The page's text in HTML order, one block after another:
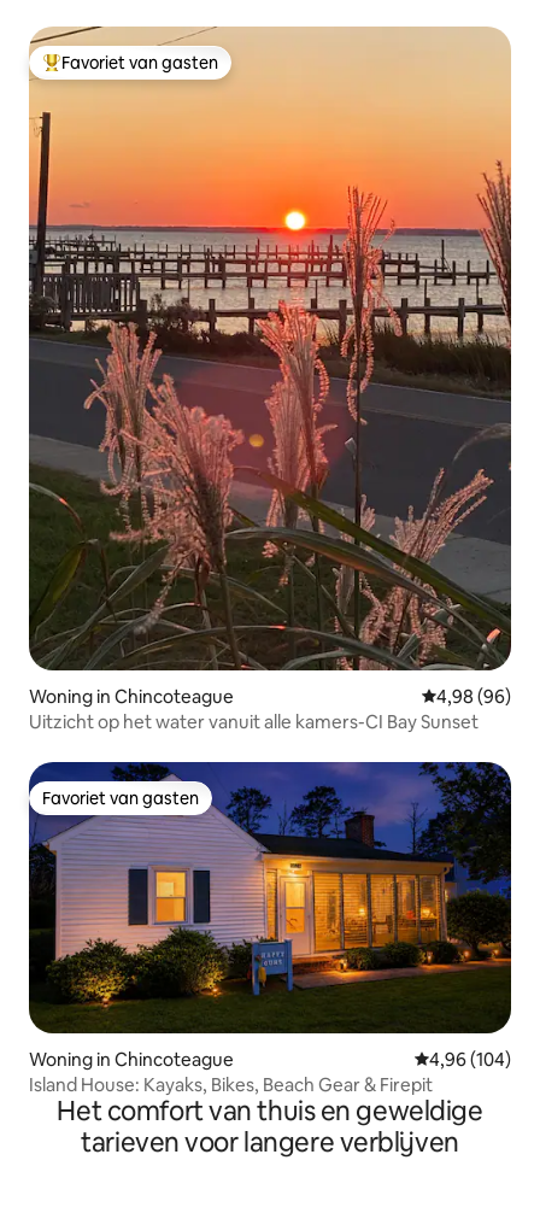
Topfavoriet van gasten
Favoriet van gasten
Woning in Chincoteague Gemiddelde
4,98 (96)
Uitzicht op het water vanuit alle kamers-CI Bay Sunset
Favoriet van gasten
Favoriet van gasten
Woning in Chincoteague Gemiddelde
4,96 (104)
Island House: Kayaks, Bikes, Beach Gear & Firepit
Het comfort van thuis en geweldige
tarieven voor langere verblijven